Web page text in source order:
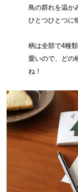
鳥の群れを温か
ひとつひとつに
柄は全部で4種
愛いので、どの
ね！